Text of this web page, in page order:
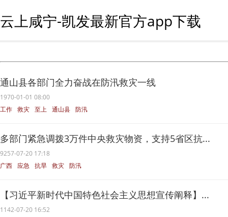
云上咸宁-凯发最新官方app下载
通山县各部门全力奋战在防汛救灾一线
1970-01-01 08:00
工作 救灾 至上 通山县 防汛
多部门紧急调拨3万件中央救灾物资，支持5省区抗...
9257-07-20 17:18
广西 应急 抗旱 救灾 防汛
【习近平新时代中国特色社会主义思想宣传阐释】...
1142-07-20 16:52